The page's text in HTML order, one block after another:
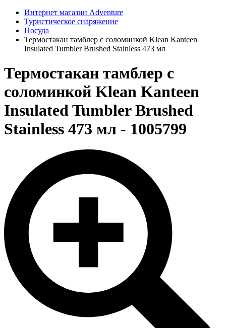
Интернет магазин Adventure
Туристическое снаряжение
Посуда
Термостакан тамблер с соломинкой Klean Kanteen
Insulated Tumbler Brushed Stainless 473 мл
Термостакан тамблер с
соломинкой Klean Kanteen
Insulated Tumbler Brushed
Stainless 473 мл - 1005799